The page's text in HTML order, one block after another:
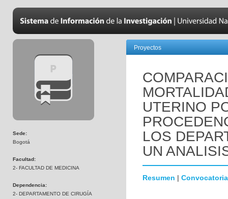
Sede:
Bogotá
Facultad:
2- FACULTAD DE MEDICINA
Dependencia:
2- DEPARTAMENTO DE CIRUGÍA
Proyectos
UTERINO
LOS
UN
Resumen | Convocatoria